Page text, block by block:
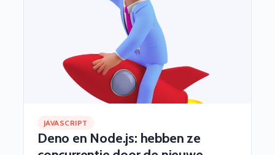
JAVASCRIPT
Deno en Node.js: hebben ze